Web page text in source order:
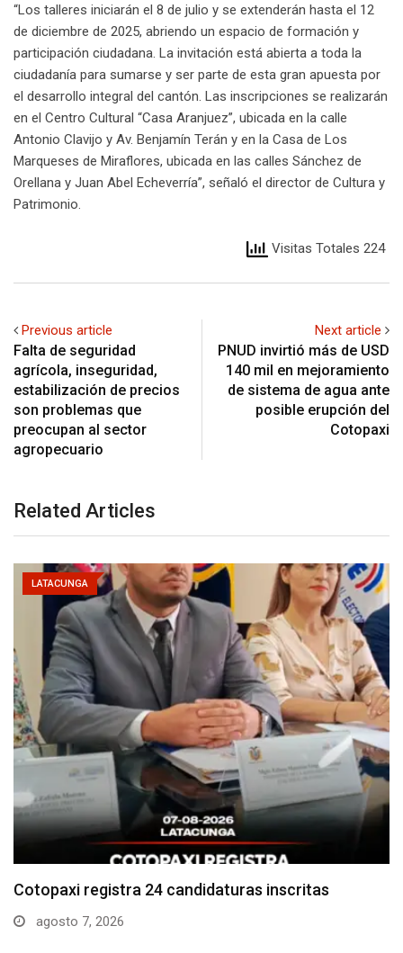
“Los talleres iniciarán el 8 de julio y se extenderán hasta el 12
de diciembre de 2025, abriendo un espacio de formación y
participación ciudadana. La invitación está abierta a toda la
ciudadanía para sumarse y ser parte de esta gran apuesta por
el desarrollo integral del cantón. Las inscripciones se realizarán
en el Centro Cultural “Casa Aranjuez”, ubicada en la calle
Antonio Clavijo y Av. Benjamín Terán y en la Casa de Los
Marqueses de Miraflores, ubicada en las calles Sánchez de
Orellana y Juan Abel Echeverría”, señaló el director de Cultura y
Patrimonio.
Visitas Totales 224
Previous article
Falta de seguridad
agrícola, inseguridad,
estabilización de precios
son problemas que
preocupan al sector
agropecuario
Next article
PNUD invirtió más de USD
140 mil en mejoramiento
de sistema de agua ante
posible erupción del
Cotopaxi
Related Articles
LATACUNGA
Parque Nacional Cotopaxi espera alta afluencia de
visitantes…